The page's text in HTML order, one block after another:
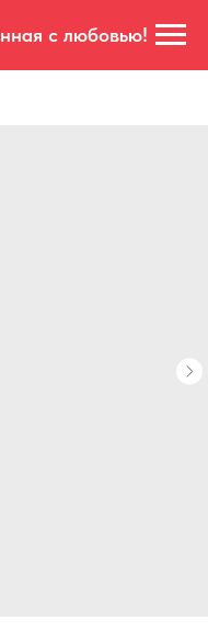
с любовью!